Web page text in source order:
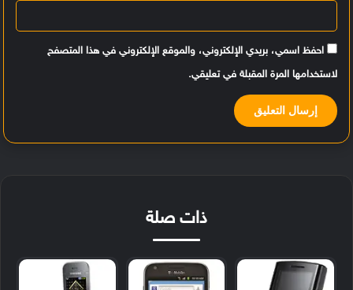
احفظ اسمي، بريدي الإلكتروني، والموقع الإلكتروني في هذا المتصفح
لاستخدامها المرة المقبلة في تعليقي.
ذات صلة